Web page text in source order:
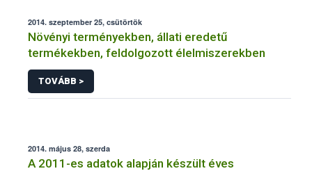
2014. szeptember 25, csütörtök
Növényi terményekben, állati eredetű
termékekben, feldolgozott élelmiszerekben
TOVÁBB >
2014. május 28, szerda
A 2011-es adatok alapján készült éves